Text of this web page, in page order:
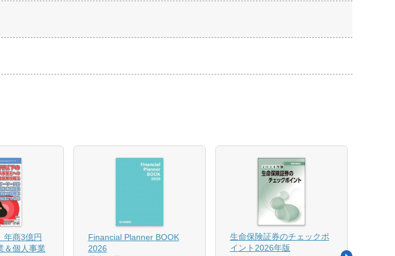
年商3億円
＆個人事業
Financial Planner BOOK
2026
生命保険証券のチェックポ
イント2026年版